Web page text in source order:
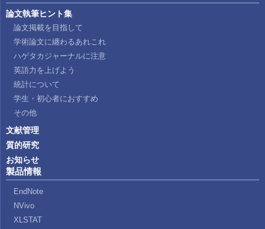
論文執筆ヒント集
論文掲載を目指して
学術論文に纏わるあれこれ
ハゲタカジャーナルに注意
英語力を上げよう
統計について
学生・初心者におすすめ
その他
文献管理
質的研究
お知らせ
製品情報
EndNote
NVivo
XLSTAT